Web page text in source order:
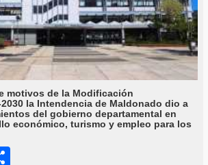
motivos de la Modificación
la Intendencia de Maldonado dio a
del gobierno departamental en
económico, turismo y empleo para los